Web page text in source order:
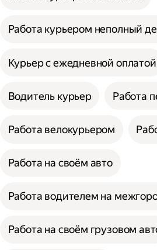
Работа курьером неполный
Курьер с ежедневной оплатой
Водитель курьер Работа
Работа велокурьером
Работа на своём авто
Работа водителем на
Работа на своём грузовом